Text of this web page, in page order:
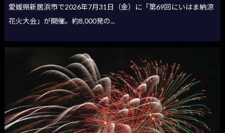
愛媛県新居浜市で2026年7月31日（金）に「第69回にいはま納涼
花火大会」が開催。約8,000発の...